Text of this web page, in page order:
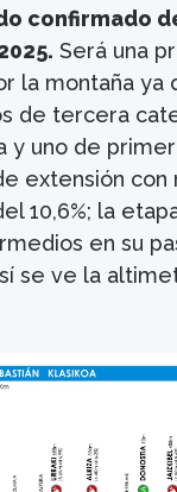
confirmado
Será una
la montaña ya
de tercera
y uno de
extensión con
10,6%; la
en su
se ve la